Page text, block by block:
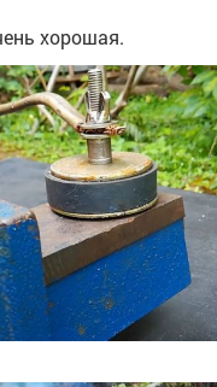
хорошая.